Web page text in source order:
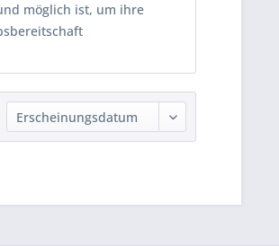
möglich ist, um ihre